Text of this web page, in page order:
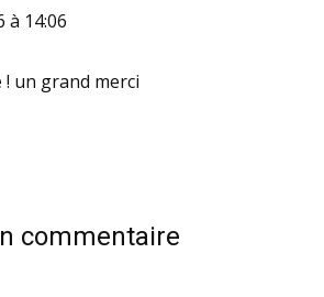
à 14:06
! un grand merci
commentaire